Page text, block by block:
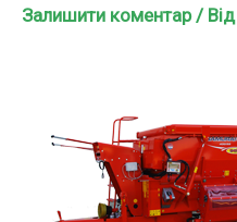
Залишити коментар / Від